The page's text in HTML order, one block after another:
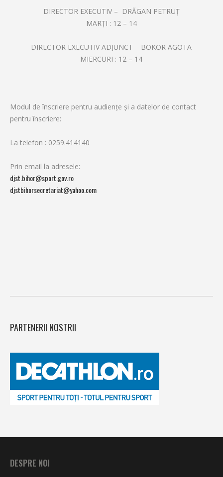
DIRECTOR EXECUTIV – DRĂGAN PETRUŢ
MARŢI : 12 – 14
DIRECTOR EXECUTIV ADJUNCT – BOKOR AGOTA
MIERCURI : 12 – 14
Modul de înscriere pentru audiențe și a datelor de contact
pentru înscriere:
La telefon : 0259.414140
Prin email la adresele:
djst.bihor@sport.gov.ro
djstbihorsecretariat@yahoo.com
PARTENERII NOSTRII
DESPRE NOI